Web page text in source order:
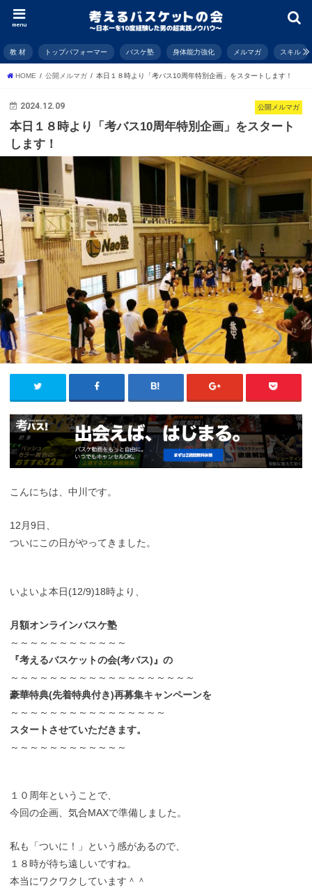
menu
教 材 トップパフォーマー バスケ塾 身体能力強化 メルマガ スキル
HOME 公開メルマガ 本日１８時より「考バス10周年特別企画」をスタートします！
公開メルマガ
2024.12.09
本日１８時より「考バス10周年特別企画」をスタート
します！
こんにちは、中川です。
12月9日、
ついにこの日がやってきました。
いよいよ本日(12/9)18時より、
月額オンラインバスケ塾
～～～～～～～～～～～～
『考えるバスケットの会(考バス)』の
～～～～～～～～～～～～～～～～～～～
豪華特典(先着特典付き)再募集キャンペーンを
～～～～～～～～～～～～～～～～
スタートさせていただきます。
～～～～～～～～～～～～
１０周年ということで、
今回の企画、気合MAXで準備しました。
私も「ついに！」という感があるので、
１８時が待ち遠しいですね。
本当にワクワクしています＾＾